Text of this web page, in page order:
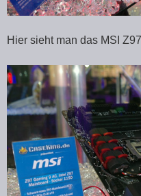
Hier sieht man das MSI